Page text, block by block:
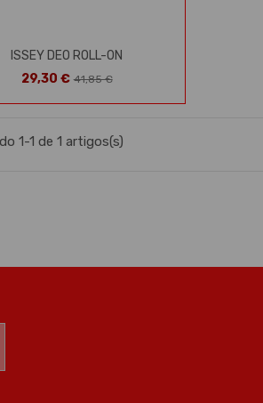
ISSEY DEO ROLL-ON
29,30 € 41,85 €
1-1 de 1 artigos(s)